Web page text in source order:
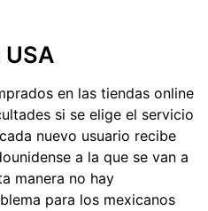
USA
en las tiendas online
si se elige el servicio
nuevo usuario recibe
a la que se van a
manera no hay
para los mexicanos